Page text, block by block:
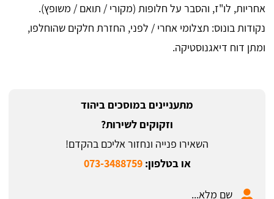
אחריות, לו"ז, והסבר על חלופות (מקורי / תואם / משופץ).
נקודות בונוס: תצלומי אחרי / לפני, החזרת חלקים שהוחלפו,
ומתן דוח דיאגנוסטיקה.
מתעניינים במוסכים ביהוד
וזקוקים לשירות?
השאירו פנייה ונחזור אליכם בהקדם!
או בטלפון:073-3488759